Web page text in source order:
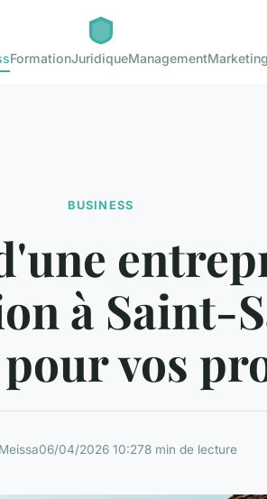
FormationJuridiqueManagementMarketing
BUSINESS
à Saint-
vos
06/04/2026 10:278 min de lecture